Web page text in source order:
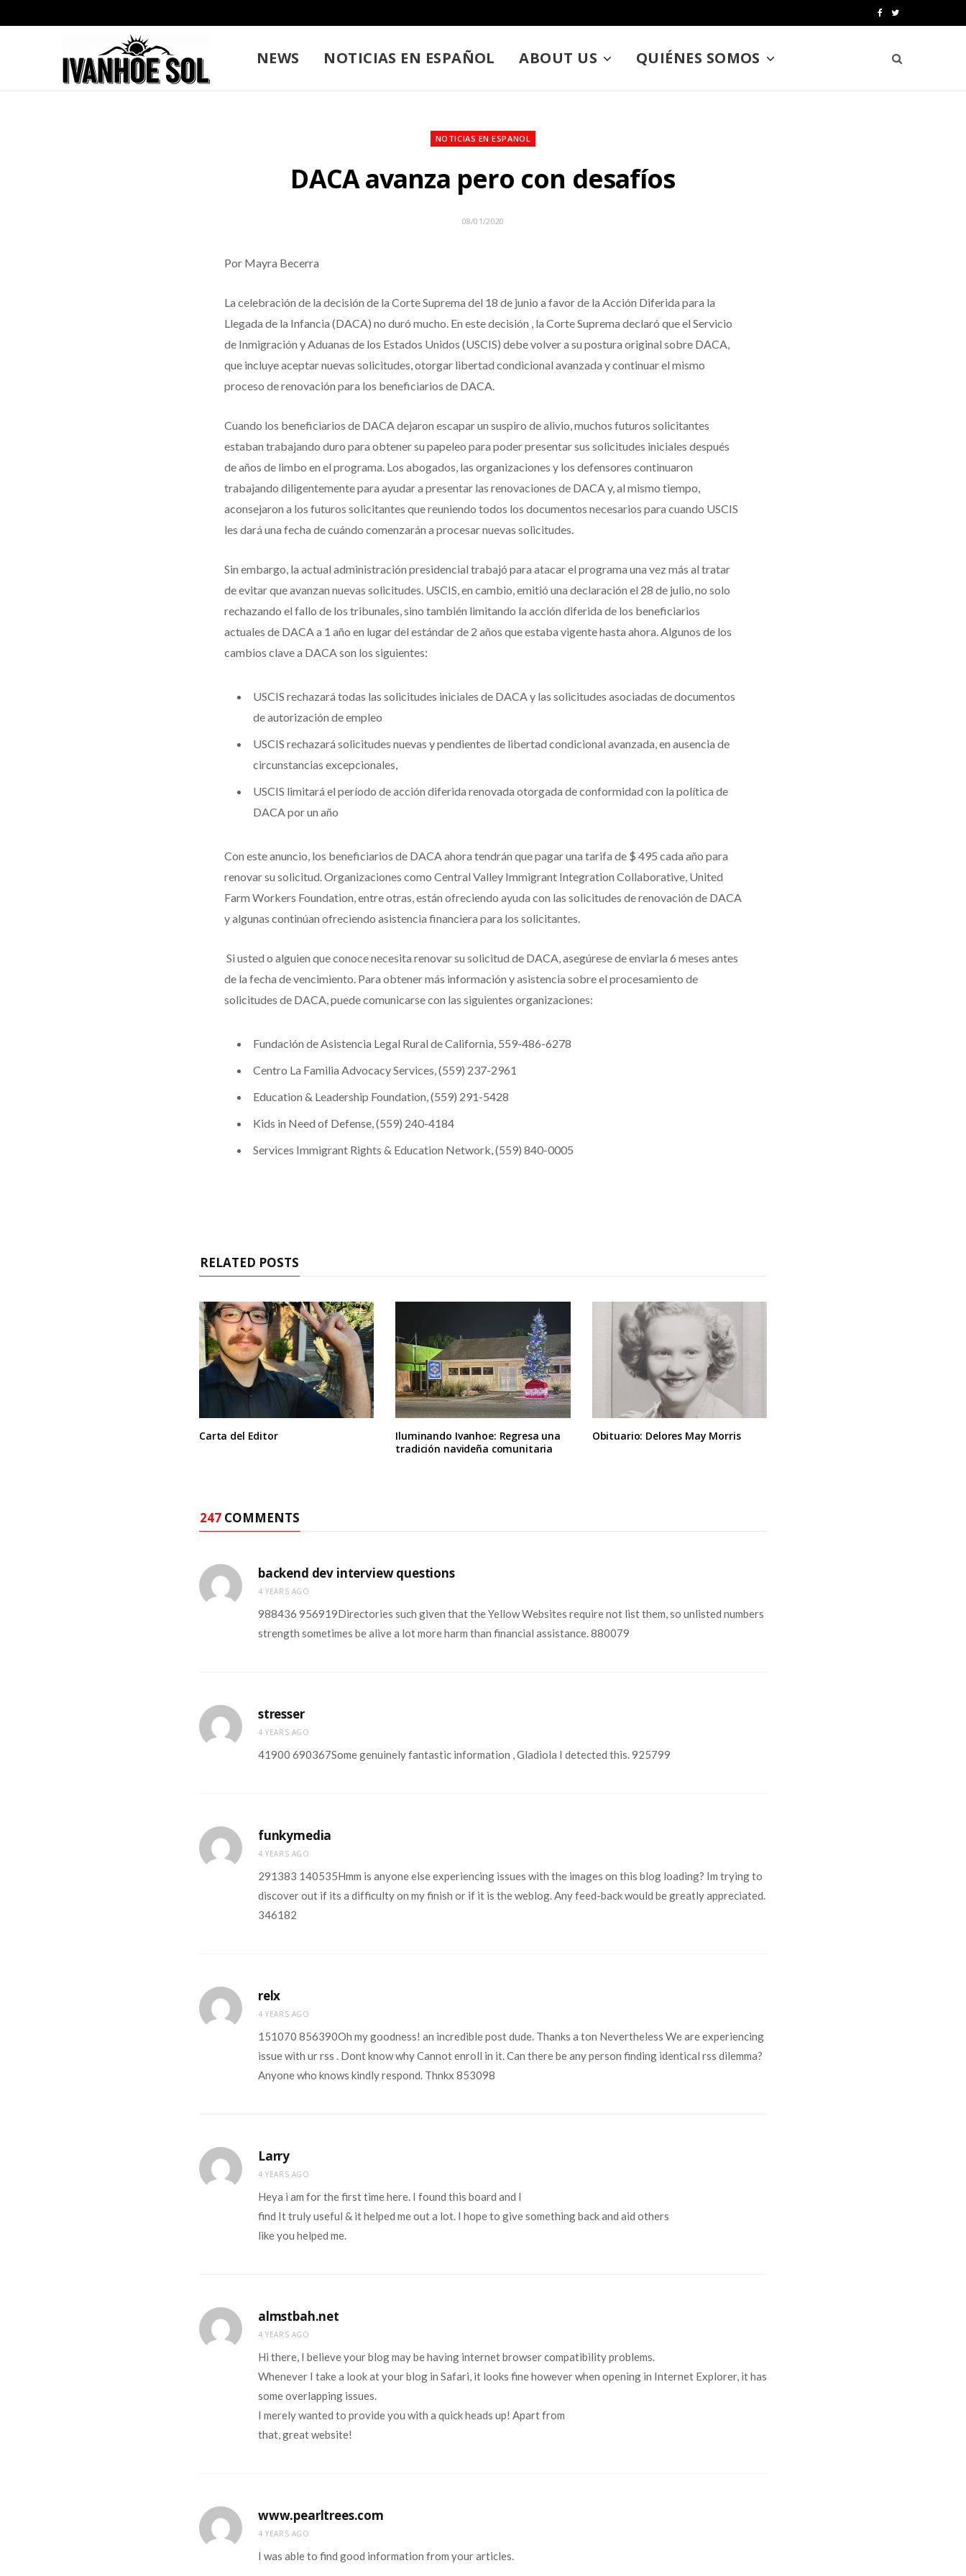
e
T
i
t
NEWS NOTICIAS EN ESPAÑOL ABOUT US QUIÉNES SOMOS
NOTICIAS EN ESPANOL
DACA avanza pero con desafíos
08/01/2020
Por Mayra Becerra
La celebración de la decisión de la Corte Suprema del 18 de junio a favor de la Acción Diferida para la
Llegada de la Infancia (DACA) no duró mucho. En este decisión , la Corte Suprema declaró que el Servicio
de Inmigración y Aduanas de los Estados Unidos (USCIS) debe volver a su postura original sobre DACA,
que incluye aceptar nuevas solicitudes, otorgar libertad condicional avanzada y continuar el mismo
proceso de renovación para los beneficiarios de DACA.
Cuando los beneficiarios de DACA dejaron escapar un suspiro de alivio, muchos futuros solicitantes
estaban trabajando duro para obtener su papeleo para poder presentar sus solicitudes iniciales después
de años de limbo en el programa. Los abogados, las organizaciones y los defensores continuaron
trabajando diligentemente para ayudar a presentar las renovaciones de DACA y, al mismo tiempo,
aconsejaron a los futuros solicitantes que reuniendo todos los documentos necesarios para cuando USCIS
les dará una fecha de cuándo comenzarán a procesar nuevas solicitudes.
Sin embargo, la actual administración presidencial trabajó para atacar el programa una vez más al tratar
de evitar que avanzan nuevas solicitudes. USCIS, en cambio, emitió una declaración el 28 de julio, no solo
rechazando el fallo de los tribunales, sino también limitando la acción diferida de los beneficiarios
actuales de DACA a 1 año en lugar del estándar de 2 años que estaba vigente hasta ahora. Algunos de los
cambios clave a DACA son los siguientes:
USCIS rechazará todas las solicitudes iniciales de DACA y las solicitudes asociadas de documentos
de autorización de empleo
USCIS rechazará solicitudes nuevas y pendientes de libertad condicional avanzada, en ausencia de
circunstancias excepcionales,
USCIS limitará el período de acción diferida renovada otorgada de conformidad con la política de
DACA por un año
Con este anuncio, los beneficiarios de DACA ahora tendrán que pagar una tarifa de $ 495 cada año para
renovar su solicitud. Organizaciones como Central Valley Immigrant Integration Collaborative, United
Farm Workers Foundation, entre otras, están ofreciendo ayuda con las solicitudes de renovación de DACA
y algunas continúan ofreciendo asistencia financiera para los solicitantes.
Si usted o alguien que conoce necesita renovar su solicitud de DACA, asegúrese de enviarla 6 meses antes
de la fecha de vencimiento. Para obtener más información y asistencia sobre el procesamiento de
solicitudes de DACA, puede comunicarse con las siguientes organizaciones:
Fundación de Asistencia Legal Rural de California, 559-486-6278
Centro La Familia Advocacy Services, (559) 237-2961
Education & Leadership Foundation, (559) 291-5428
Kids in Need of Defense, (559) 240-4184
Services Immigrant Rights & Education Network, (559) 840-0005
RELATED POSTS
Carta del Editor
Iluminando Ivanhoe: Regresa una
tradición navideña comunitaria
Obituario: Delores May Morris
247 COMMENTS
backend dev interview questions
4 YEARS AGO
988436 956919Directories such given that the Yellow Websites require not list them, so unlisted numbers
strength sometimes be alive a lot more harm than financial assistance. 880079
stresser
4 YEARS AGO
41900 690367Some genuinely fantastic information , Gladiola I detected this. 925799
funkymedia
4 YEARS AGO
291383 140535Hmm is anyone else experiencing issues with the images on this blog loading? Im trying to
discover out if its a difficulty on my finish or if it is the weblog. Any feed-back would be greatly appreciated.
346182
relx
4 YEARS AGO
151070 856390Oh my goodness! an incredible post dude. Thanks a ton Nevertheless We are experiencing
issue with ur rss . Dont know why Cannot enroll in it. Can there be any person finding identical rss dilemma?
Anyone who knows kindly respond. Thnkx 853098
Larry
4 YEARS AGO
Heya i am for the first time here. I found this board and I
find It truly useful & it helped me out a lot. I hope to give something back and aid others
like you helped me.
almstbah.net
4 YEARS AGO
Hi there, I believe your blog may be having internet browser compatibility problems.
Whenever I take a look at your blog in Safari, it looks fine however when opening in Internet Explorer, it has
some overlapping issues.
I merely wanted to provide you with a quick heads up! Apart from
that, great website!
www.pearltrees.com
4 YEARS AGO
I was able to find good information from your articles.